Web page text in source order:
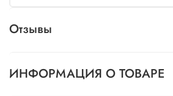
Отзывы
ИНФОРМАЦИЯ О ТОВАРЕ